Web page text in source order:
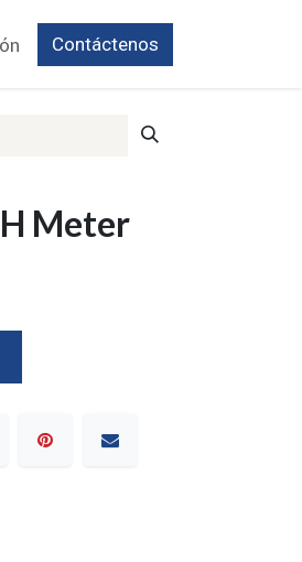
Contáctenos
Meter